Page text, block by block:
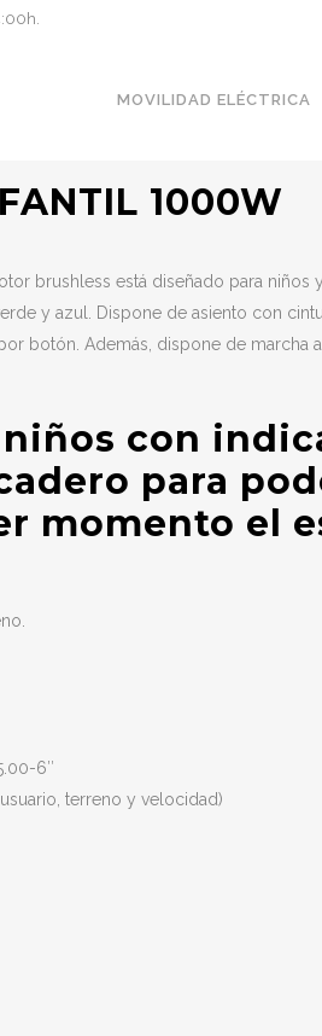
MOVILIDAD ELÉCTRICA
1000W
brushless está diseñado para niños
y azul.
Dispone de asiento con
botón. Además, dispone de marcha
con
para
momento el
6″
terreno y velocidad)